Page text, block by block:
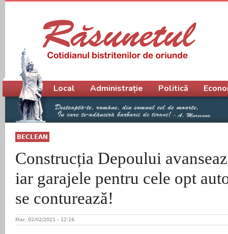
BECLEAN
Construcția Depoului
iar garajele pentru cele opt
se conturează!
Mar, 02/02/2021 - 12:16
Meniu principal
Local Administrație Politică